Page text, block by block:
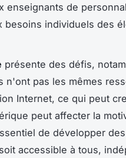
enseignants de
besoins individuels des
présente des défis,
n'ont pas les mêmes
Internet, ce qui peut
peut affecter la
de développer
accessible à tous,